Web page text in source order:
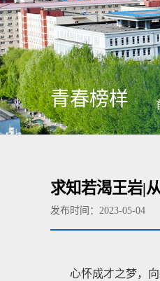
青春榜样
求知若渴王岩|
发布时间：2023-05-04
心怀成才之梦，